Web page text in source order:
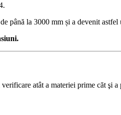
până la 3000 mm și a devenit
atât a materiei prime căt şi